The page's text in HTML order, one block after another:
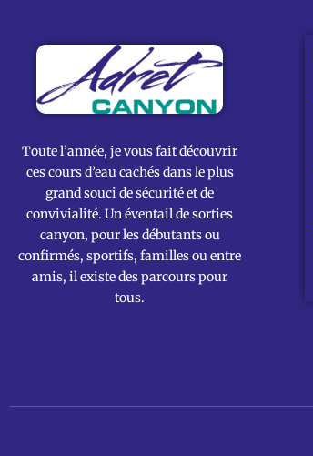
Toute l’année, je vous fait découvrir
ces cours d’eau cachés dans le plus
grand souci de sécurité et de
convivialité. Un éventail de sorties
canyon, pour les débutants ou
confirmés, sportifs, familles ou entre
amis, il existe des parcours pour
tous.